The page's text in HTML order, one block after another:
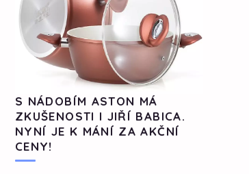
S NÁDOBÍM ASTON MÁ
ZKUŠENOSTI I JIŘÍ BABICA.
NYNÍ JE K MÁNÍ ZA AKČNÍ
CENY!